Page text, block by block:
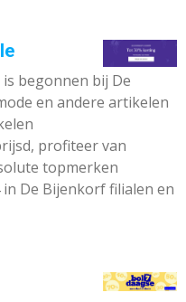
begonnen bij De
en andere artikelen
profiteer van
topmerken
De Bijenkorf filialen en